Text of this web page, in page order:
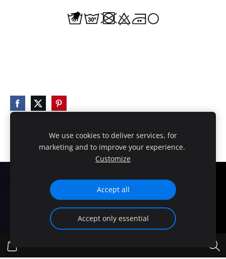
Cookies
HANDMADE EXCLUSIVE DESIGN!
We use cookies to deliver services, for
marketing and to improve your experience.
Customize
Accept all
Accept only essential